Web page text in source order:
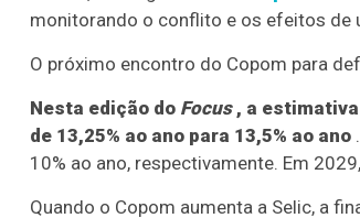
monitorando o conflito e os efeitos de
O próximo encontro do Copom para
Nesta edição do Focus, a estimativa
de 13,25% ao ano para 13,5% ao ano
10% ao ano, respectivamente. Em
Quando o Copom aumenta a Selic, a